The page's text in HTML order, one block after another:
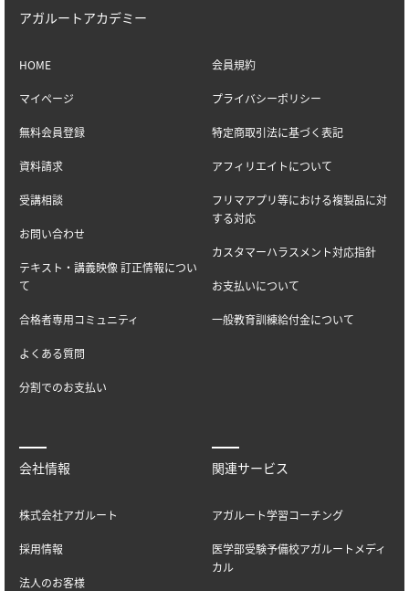
アガルートアカデミー
HOME
マイページ
無料会員登録
資料請求
受講相談
お問い合わせ
テキスト・講義映像 訂正情報につい
て
合格者専用コミュニティ
よくある質問
分割でのお支払い
会員規約
プライバシーポリシー
特定商取引法に基づく表記
アフィリエイトについて
フリマアプリ等における複製品に対
する対応
カスタマーハラスメント対応指針
お支払いについて
一般教育訓練給付金について
会社情報
株式会社アガルート
採用情報
法人のお客様
関連サービス
アガルート学習コーチング
医学部受験予備校アガルートメディ
カル